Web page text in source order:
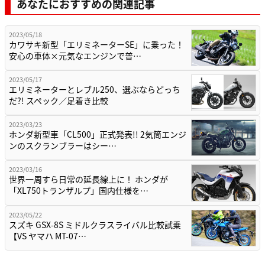
あなたにおすすめの関連記事
2023/05/18
カワサキ新型「エリミネーターSE」に乗った！
安心の車体×元気なエンジンで普…
2023/05/17
エリミネーターとレブル250、選ぶならどっち
だ?! スペック／足着き比較
2023/03/23
ホンダ新型車「CL500」正式発表!! 2気筒エンジ
ンのスクランブラーはシー…
2023/03/16
世界一周すら日常の延長線上に！ ホンダが
「XL750トランザルプ」国内仕様を…
2023/05/22
スズキ GSX-8S ミドルクラスライバル比較試乗
【VS ヤマハ MT-07…